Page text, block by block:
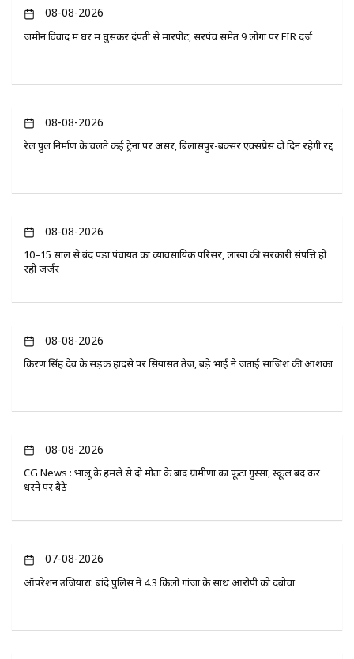
08-08-2026
जमीन विवाद में घर में घुसकर दंपती से मारपीट, सरपंच समेत 9 लोगों पर FIR दर्ज
08-08-2026
रेल पुल निर्माण के चलते कई ट्रेनों पर असर, बिलासपुर-बक्सर एक्सप्रेस दो दिन रहेगी रद्द
08-08-2026
10–15 साल से बंद पड़ा पंचायत का व्यावसायिक परिसर, लाखों की सरकारी संपत्ति हो
रही जर्जर
08-08-2026
किरण सिंह देव के सड़क हादसे पर सियासत तेज, बड़े भाई ने जताई साजिश की आशंका
08-08-2026
CG News : भालू के हमले से दो मौतों के बाद ग्रामीणों का फूटा गुस्सा, स्कूल बंद कर
धरने पर बैठे
07-08-2026
ऑपरेशन उजियारा: बांदे पुलिस ने 4.3 किलो गांजा के साथ आरोपी को दबोचा